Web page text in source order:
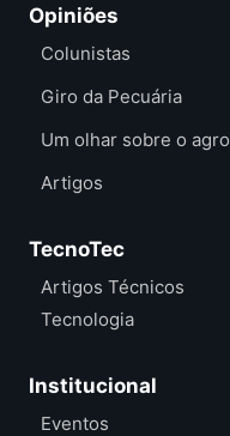
Opiniões
Colunistas
Giro da Pecuária
Um olhar sobre o agro
Artigos
TecnoTec
Artigos Técnicos
Tecnologia
Institucional
Eventos